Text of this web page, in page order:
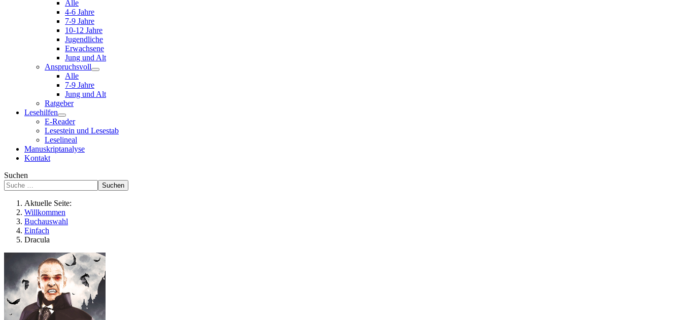
Alle
4-6 Jahre
7-9 Jahre
10-12 Jahre
Jugendliche
Erwachsene
Jung und Alt
Anspruchsvoll
Alle
7-9 Jahre
Jung und Alt
Ratgeber
Lesehilfen
E-Reader
Lesestein und Lesestab
Leselineal
Manuskriptanalyse
Kontakt
Suchen
Suchen
Aktuelle Seite:
Willkommen
Buchauswahl
Einfach
Dracula